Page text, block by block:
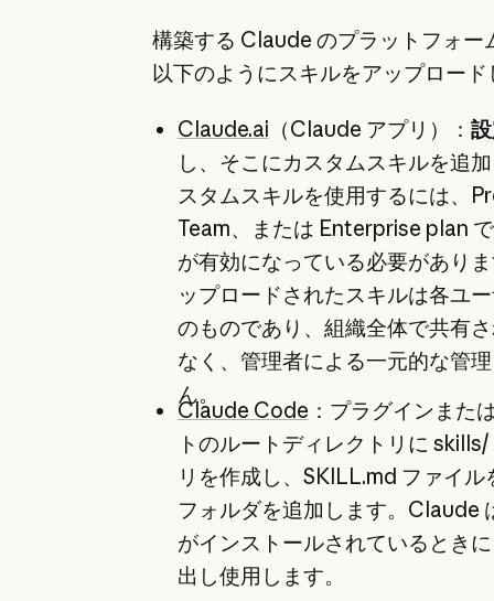
構築する Claude のプラットフォー
以下のようにスキルをアップロー
Claude.ai （Claude アプリ）：
し、そこにカスタムスキルを追
スタムスキルを使用するには、
Team、または Enterprise plan
が有効になっている必要があり
ップロードされたスキルは各ユ
のものであり、組織全体で共有
なく、管理者による一元的な管
ん。
Claude Code ：プラグインまた
トのルートディレクトリに
リを作成し、SKILL.md ファイル
フォルダを追加します。Claude
がインストールされているとき
出し使用します。